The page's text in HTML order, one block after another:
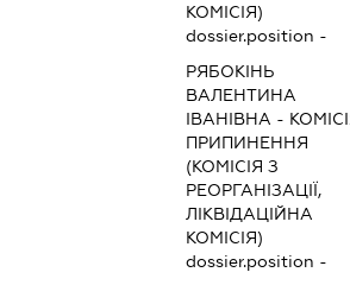
КОМІСІЯ)
dossier.position -
РЯБОКІНЬ
ВАЛЕНТИНА
ІВАНІВНА -
ПРИПИНЕННЯ
(КОМІСІЯ З
РЕОРГАНІЗАЦІЇ,
ЛІКВІДАЦІЙНА
КОМІСІЯ)
dossier.position -